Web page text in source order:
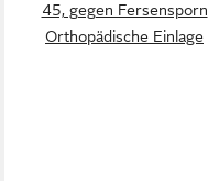
45, gegen Fersensporn
Orthopädische Einlage